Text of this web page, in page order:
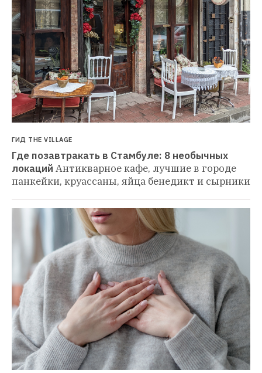
ГИД THE VILLAGE
Где позавтракать в Стамбуле: 8 необычных
локаций Антикварное кафе, лучшие в городе
панкейки, круассаны, яйца бенедикт и сырники